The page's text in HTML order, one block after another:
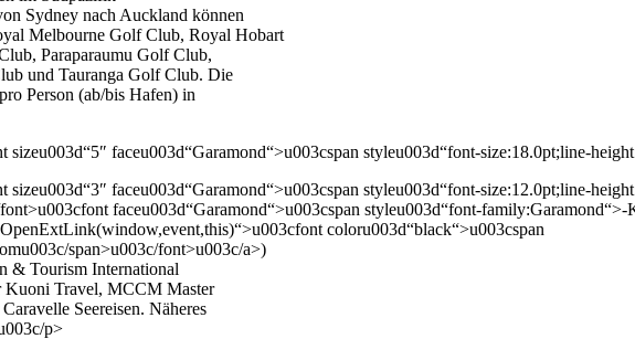
Sydney nach Auckland können
Melbourne Golf Club, Royal Hobart
Paraparaumu Golf Club,
und Tauranga Golf Club. Die
Person (ab/bis Hafen) in
faceu003d“Garamond“>u003cspan styleu003d“font-size:18.0pt;line-
faceu003d“Garamond“>u003cspan styleu003d“font-size:12.0pt;line-
faceu003d“Garamond“>u003cspan styleu003d“font-
coloru003d“black“>u003cspan
span>u003c/font>u003c/a>)
& Tourism International
Kuoni Travel, MCCM Master
Seereisen. Näheres
p>